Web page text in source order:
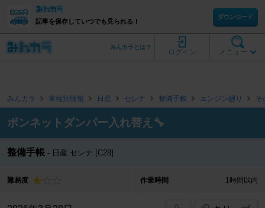
記事を保存していつでも見られる！
ダウンロード
メニュー
ログイン
みんカラとは？
みんカラ 車種別情報 日産 セレナ 整備手帳 エンジン廻り そ
ボンネットダンパー入れ替え🔧
整備手帳 日産 セレナ [C28]
難易度 作業時間 1時間以内